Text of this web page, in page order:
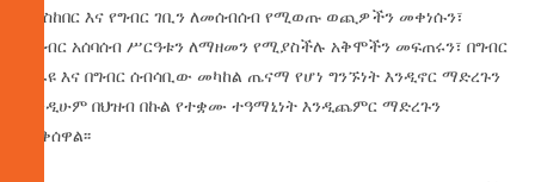
ማስከበር እና የግብር ገቢን ለመሰብሰብ የሚወጡ ወጪዎችን መቀነሱን፣
የግብር አሰባሰብ ሥርዓቱን ለማዘመን የሚያስችሉ አቅሞችን መፍጠሩን፣ በግብር
ከፋዩ እና በግብር ሰብሳቢው መካከል ጤናማ የሆነ ግንኙነት እንዲኖር ማድረጉን
እንዲሁም በህዝብ በኩል የተቋሙ ተዓማኒነት እንዲጨምር ማድረጉን
ጠቅሰዋል፡፡